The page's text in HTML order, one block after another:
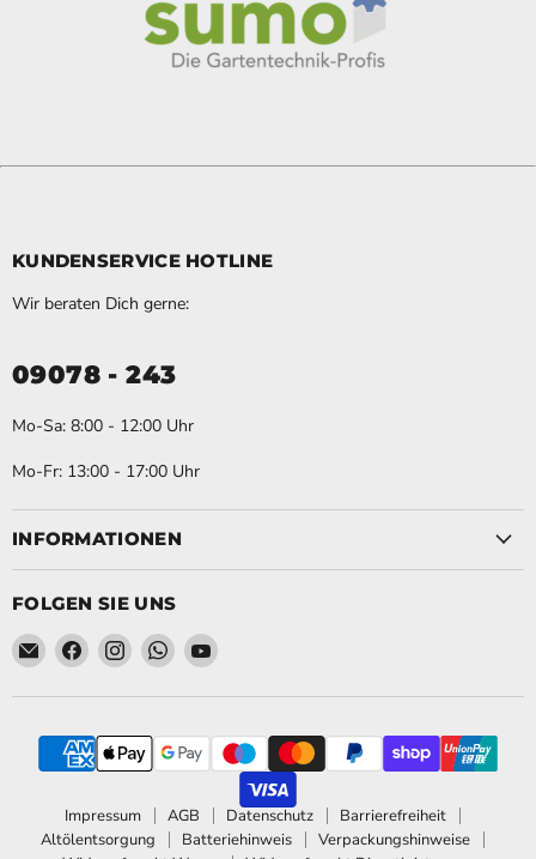
KUNDENSERVICE HOTLINE
Wir beraten Dich gerne:
09078 - 243
Mo-Sa: 8:00 - 12:00 Uhr
Mo-Fr: 13:00 - 17:00 Uhr
INFORMATIONEN
FOLGEN SIE UNS
Email Schweihofer - Die STIHL Experten.
Finden Sie uns auf Facebook
Finden Sie uns auf Instagram
Finden Sie uns auf WhatsApp
Finden Sie uns auf YouTube
Impressum AGB Datenschutz
Barrierefreiheit
Altölentsorgung
Batteriehinweis
Verpackungshinweise